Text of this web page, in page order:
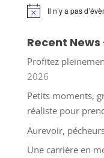
Notice Il n’y a pas
Recent
Profitez
2026
Petits moments,
réaliste pour
Aurevoir,
Une carrière en